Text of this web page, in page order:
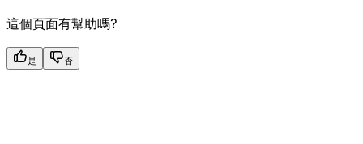
這個頁面有幫助嗎?
是 否